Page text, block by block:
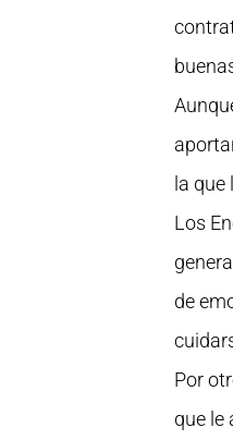
la
Los
de
Por
que le